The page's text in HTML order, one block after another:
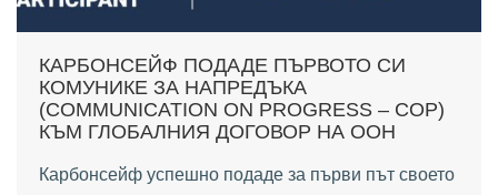
КАРБОНСЕЙФ ПОДАДЕ ПЪРВОТО СИ
КОМУНИКЕ ЗА НАПРЕДЪКА
(COMMUNICATION ON PROGRESS – COP)
КЪМ ГЛОБАЛНИЯ ДОГОВОР НА ООН
Карбонсейф успешно подаде за първи път своето